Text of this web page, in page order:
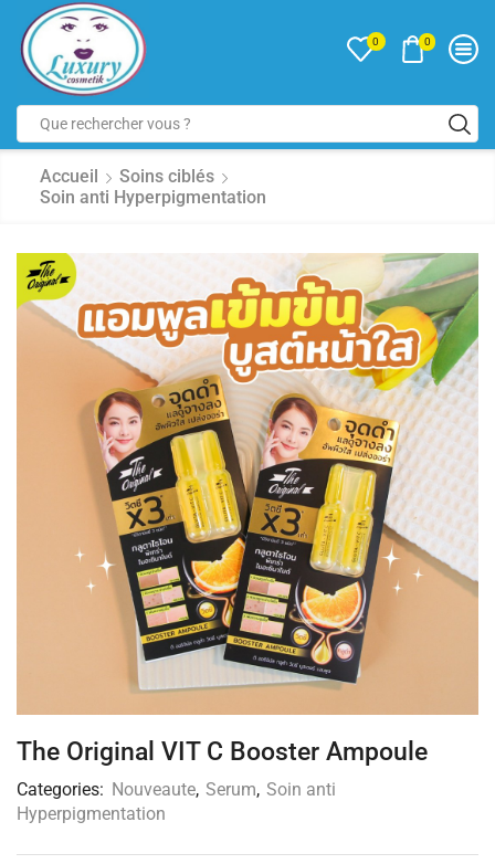
0 0
Accueil
Soins ciblés
Soin anti Hyperpigmentation
The Original VIT C Booster Ampoule
Categories: Nouveaute, Serum, Soin anti
Hyperpigmentation